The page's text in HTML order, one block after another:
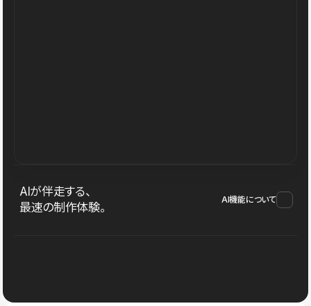
AIが伴走する、
最速の制作体験。
AI機能について